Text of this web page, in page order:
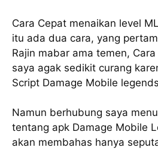
Cara Cepat menaikan level
itu ada dua cara, yang
Rajin mabar ama temen,
saya agak sedikit curang
Script Damage Mobile
Namun berhubung saya
tentang apk Damage Mobile
akan membahas hanya